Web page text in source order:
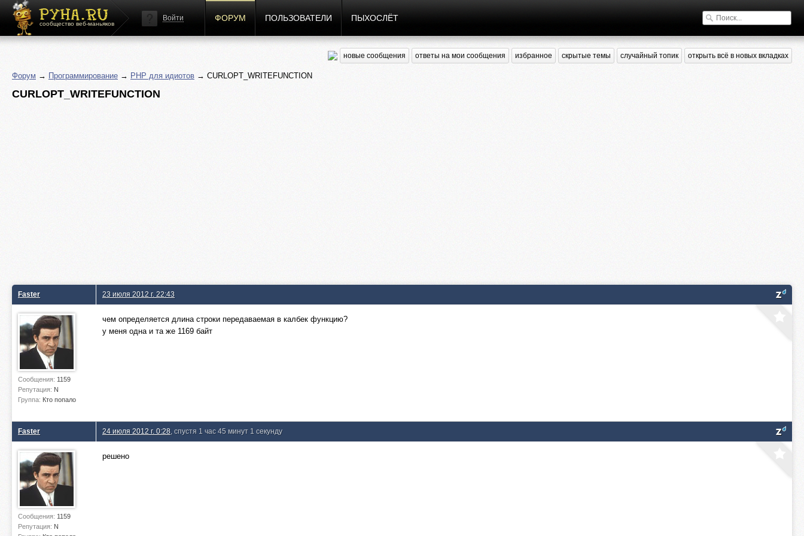
сообщество веб-маньяков
Войти ФОРУМ ПОЛЬЗОВАТЕЛИ ПЫХОСЛЁТ
новые сообщения ответы на мои сообщения избранное скрытые темы случайный топик открыть всё в новых вкладках
Форум → Программирование → PHP для идиотов → CURLOPT_WRITEFUNCTION
CURLOPT_WRITEFUNCTION
Faster
Сообщения: 1159
Репутация: N
Группа: Кто попало
23 июля 2012 г. 22:43
чем определяется длина строки передаваемая в калбек функцию?
у меня одна и та же 1169 байт
Faster
Сообщения: 1159
Репутация: N
24 июля 2012 г. 0:28 , спустя 1 час 45 минут 1 секунду
решено